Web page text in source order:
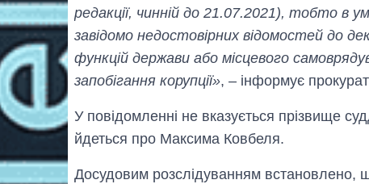
редакції, чинній до 21.07.2021), тобто в
завідомо недостовірних відомостей до
функцій держави або місцевого
запобігання корупції», – інформує
У повідомленні не вказується прізвище
йдеться про Максима Ковбеля.
Досудовим розслідуванням встановлено,